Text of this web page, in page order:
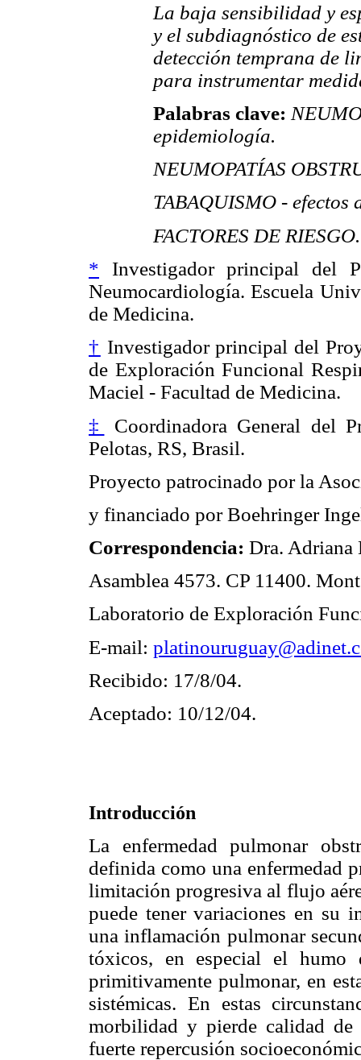
La baja sensibilidad y
y el subdiagnóstico de
detección temprana de
para instrumentar
Palabras clave:
epidemiología.
NEUMOPATÍAS
TABAQUISMO - efectos
FACTORES DE RIESGO.
* Investigador principal del
Neumocardiología. Escuela
de Medicina.
† Investigador principal del
de Exploración Funcional
Maciel - Facultad de Medicina.
‡
Coordinadora General del
Pelotas, RS, Brasil.
Proyecto patrocinado por la
y financiado por Boehringer
Correspondencia: Dra. Adriana
Asamblea 4573. CP 11400.
Laboratorio de Exploración
E-mail:
Recibido: 17/8/04.
Aceptado: 10/12/04.
Introducción
La enfermedad pulmonar
definida como una enfermedad
limitación progresiva al flujo
puede tener variaciones en su
una inflamación pulmonar
tóxicos, en especial el
primitivamente pulmonar, en
sistémicas. En estas
morbilidad y pierde calidad
fuerte repercusión